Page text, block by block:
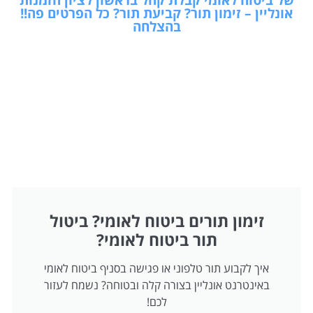
אונליין – זימון תור? קביעת תור? כל הפרטים פה!!
בהצלחה
זימון תורים ביטוח לאומי? ביטול
תור ביטוח לאומי?
איך לקבוע תור טלפוני או פגישה בסניף ביטוח לאומי
באינטרנט אונליין בצורה קלה ובטוחה? נשמח לעזור
לכם!